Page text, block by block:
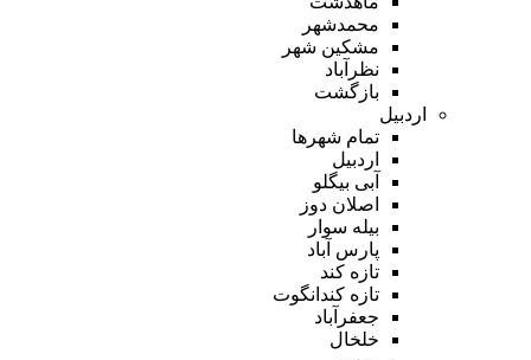
محمدشهر
مشکین شهر
نظرآباد
بازگشت
اردبیل
تمام شهر‌ها
اردبیل
آبی بیگلو
اصلان دوز
بیله سوار
پارس آباد
تازه کند
تازه کندانگوت
جعفرآباد
خلخال